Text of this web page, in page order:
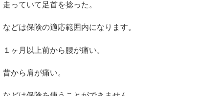
走っていて足首を捻った。
などは保険の適応範囲内になります。
１ヶ月以上前から腰が痛い。
昔から肩が痛い。